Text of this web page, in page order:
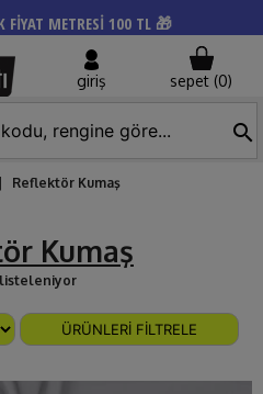
FİYAT METRESİ 100 TL 🎁
giriş sepet (0)
search
Reflektör Kumaş
Kumaş
listeleniyor
ÜRÜNLERİ FİLTRELE